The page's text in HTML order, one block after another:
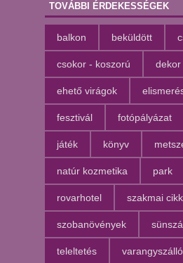
TOVÁBBI ÉRDEKESSÉGEK
balkon beküldött
csokor - koszorú dekor
ehető virágok
fesztivál fotópályázat
játék könyv
natúr kozmetika park
rovarhotel szakmai cikk
szobanövények
teleltetés varangyszálló